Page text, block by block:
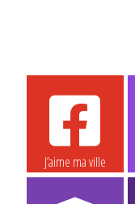
J’aime ma ville